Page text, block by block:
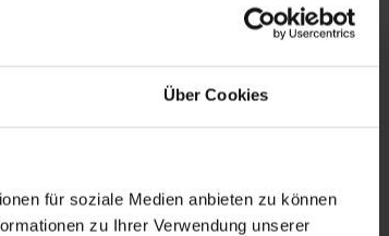
Über Cookies
für soziale Medien anbieten zu können
zu Ihrer Verwendung unserer